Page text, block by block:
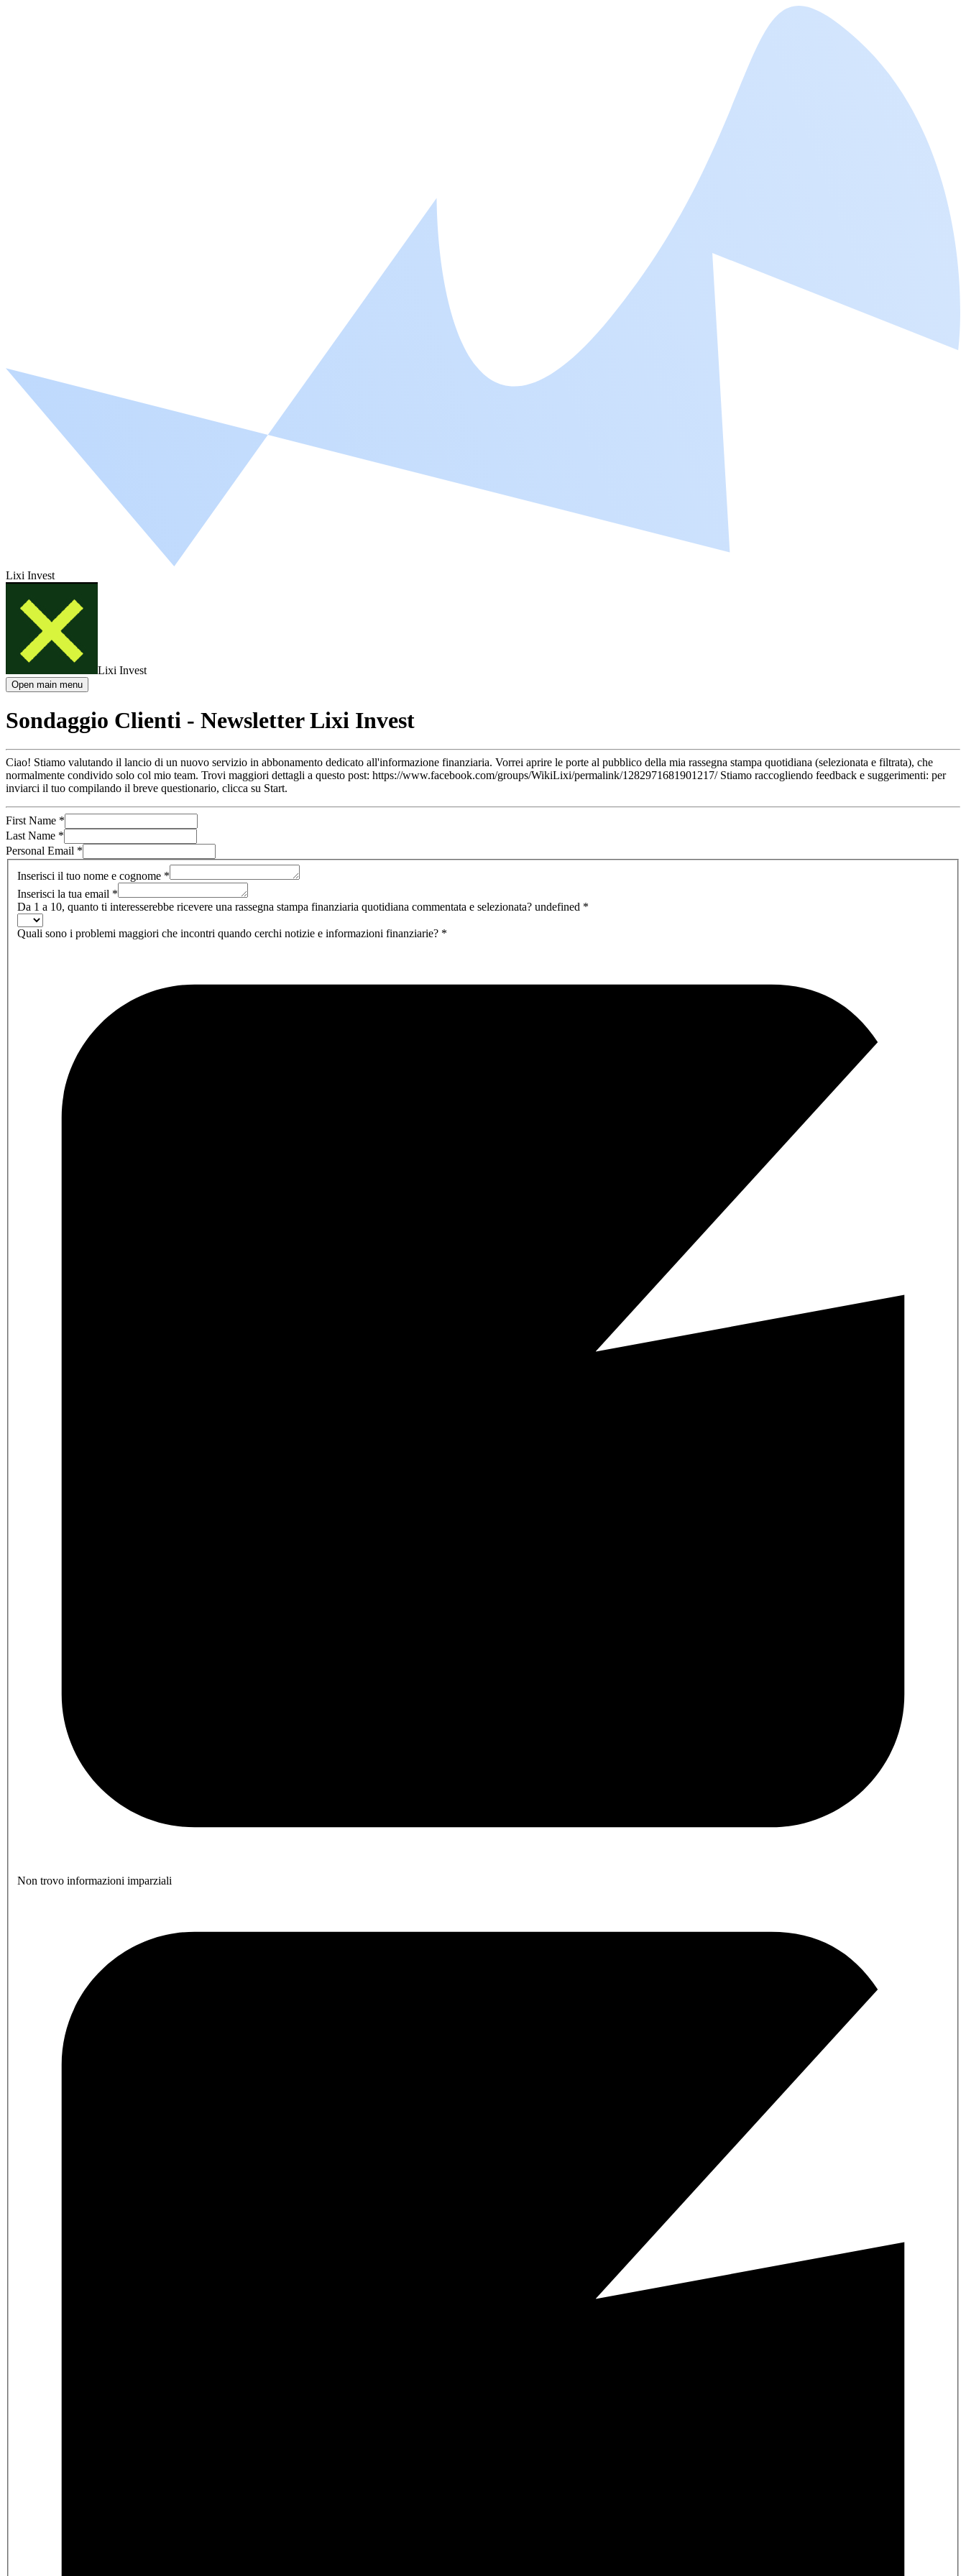
Lixi Invest
Lixi Invest
Open main menu
Sondaggio Clienti - Newsletter Lixi Invest
Ciao! Stiamo valutando il lancio di un nuovo servizio in abbonamento dedicato all'informazione finanziaria. Vorrei aprire le porte al pubblico della mia rassegna stampa quotidiana (selezionata e filtrata), che
normalmente condivido solo col mio team. Trovi maggiori dettagli a questo post: https://www.facebook.com/groups/WikiLixi/permalink/1282971681901217/ Stiamo raccogliendo feedback e suggerimenti: per
inviarci il tuo compilando il breve questionario, clicca su Start.
First Name *
Last Name *
Personal Email *
Inserisci il tuo nome e cognome *
Inserisci la tua email *
Da 1 a 10, quanto ti interesserebbe ricevere una rassegna stampa finanziaria quotidiana commentata e selezionata? undefined *
Quali sono i problemi maggiori che incontri quando cerchi notizie e informazioni finanziarie? *
Non trovo informazioni imparziali